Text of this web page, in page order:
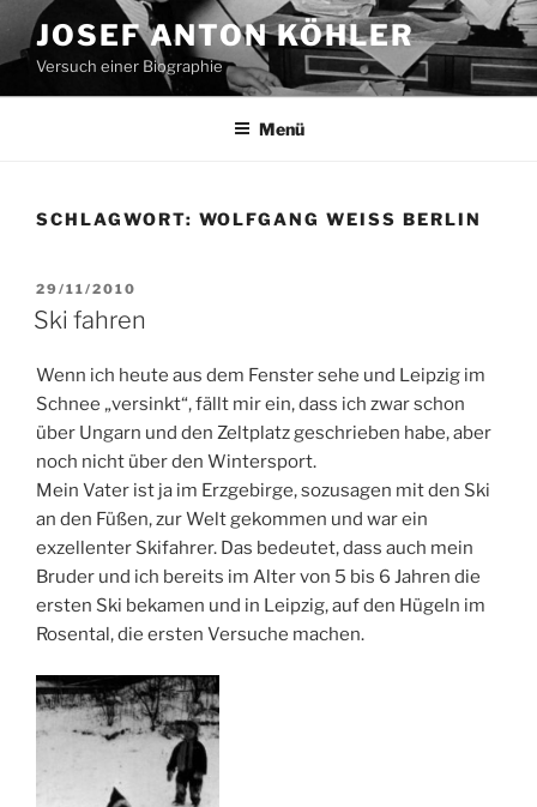
Inhalt
springen
JOSEF ANTON KÖHLER
Versuch einer Biographie
Menü
SCHLAGWORT: WOLFGANG WEISS BERLIN
VERÖFFENTLICHT
AM
29/11/2010
Ski fahren
Wenn ich heute aus dem Fenster sehe und Leipzig im
Schnee „versinkt“, fällt mir ein, dass ich zwar schon
über Ungarn und den Zeltplatz geschrieben habe, aber
noch nicht über den Wintersport.
Mein Vater ist ja im Erzgebirge, sozusagen mit den Ski
an den Füßen, zur Welt gekommen und war ein
exzellenter Skifahrer. Das bedeutet, dass auch mein
Bruder und ich bereits im Alter von 5 bis 6 Jahren die
ersten Ski bekamen und in Leipzig, auf den Hügeln im
Rosental, die ersten Versuche machen.